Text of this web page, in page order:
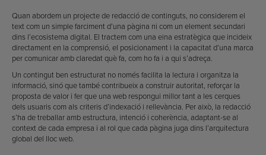
Quan abordem un projecte de redacció de continguts, no considerem el
text com un simple farciment d’una pàgina ni com un element secundari
dins l’ecosistema digital. El tractem com una eina estratègica que incideix
directament en la comprensió, el posicionament i la capacitat d’una marca
per comunicar amb claredat què fa, com ho fa i a qui s’adreça.
Un contingut ben estructurat no només facilita la lectura i organitza la
informació, sinó que també contribueix a construir autoritat, reforçar la
proposta de valor i fer que una web respongui millor tant a les cerques
dels usuaris com als criteris d’indexació i rellevància. Per això, la redacció
s’ha de treballar amb estructura, intenció i coherència, adaptant-se al
context de cada empresa i al rol que cada pàgina juga dins l’arquitectura
global del lloc web.